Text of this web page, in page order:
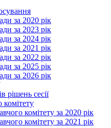
за 2020 рік
за 2023 рік
за 2024 рік
за 2021 рік
за 2022 рік
за 2025 рік
за 2026 рік
рішень сесії
комітету
комітету за 2020 рік
комітету за 2021 рік